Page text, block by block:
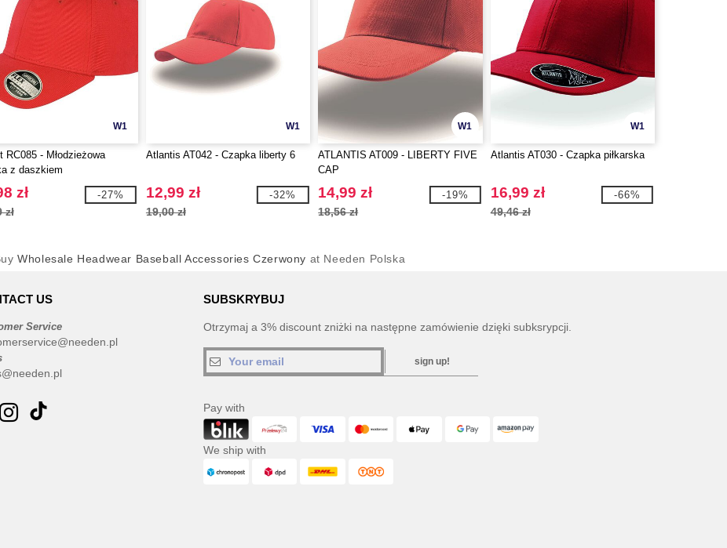
W1
RC085 - Młodzieżowa
z daszkiem
zł
zł
-27%
W1
Atlantis AT042 - Czapka liberty 6
12,99 zł
19,00 zł
-32%
W1
ATLANTIS AT009 - LIBERTY FIVE
CAP
14,99 zł
18,56 zł
-19%
W1
Atlantis AT030 - Czapka piłkarska
16,99 zł
49,46 zł
-66%
Wholesale Headwear Baseball Accessories Czerwony at Needen Polska
US
Service
SUBSKRYBUJ
Otrzymaj a 3% discount zniżki na następne zamówienie dzięki subksrypcji.
sign up!
Pay with
We ship with